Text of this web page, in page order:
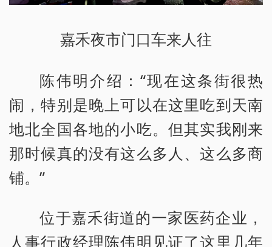
嘉禾夜市门口车来人往
陈伟明介绍：“现在这条街很热
闹，特别是晚上可以在这里吃到天南
地北全国各地的小吃。但其实我刚来
那时候真的没有这么多人、这么多商
铺。”
位于嘉禾街道的一家医药企业，
人事行政经理陈伟明见证了这里几年